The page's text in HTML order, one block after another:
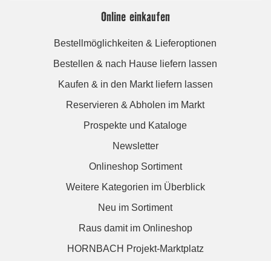
Online einkaufen
Bestellmöglichkeiten & Lieferoptionen
Bestellen & nach Hause liefern lassen
Kaufen & in den Markt liefern lassen
Reservieren & Abholen im Markt
Prospekte und Kataloge
Newsletter
Onlineshop Sortiment
Weitere Kategorien im Überblick
Neu im Sortiment
Raus damit im Onlineshop
HORNBACH Projekt-Marktplatz